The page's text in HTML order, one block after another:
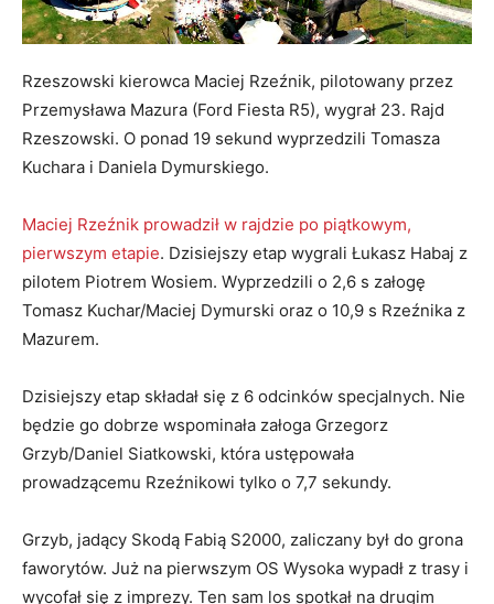
Rzeszowski kierowca Maciej Rzeźnik, pilotowany przez
Przemysława Mazura (Ford Fiesta R5), wygrał 23. Rajd
Rzeszowski. O ponad 19 sekund wyprzedzili Tomasza
Kuchara i Daniela Dymurskiego.
Maciej Rzeźnik prowadził w rajdzie po piątkowym,
pierwszym etapie. Dzisiejszy etap wygrali Łukasz Habaj z
pilotem Piotrem Wosiem. Wyprzedzili o 2,6 s załogę
Tomasz Kuchar/Maciej Dymurski oraz o 10,9 s Rzeźnika z
Mazurem.
Dzisiejszy etap składał się z 6 odcinków specjalnych. Nie
będzie go dobrze wspominała załoga Grzegorz
Grzyb/Daniel Siatkowski, która ustępowała
prowadzącemu Rzeźnikowi tylko o 7,7 sekundy.
Grzyb, jadący Skodą Fabią S2000, zaliczany był do grona
faworytów. Już na pierwszym OS Wysoka wypadł z trasy i
wycofał się z imprezy. Ten sam los spotkał na drugim